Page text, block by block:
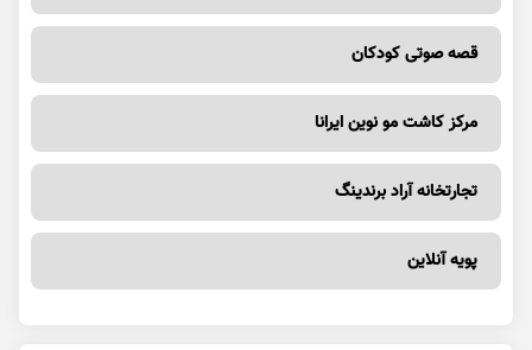
قصه صوتی کودکان
مرکز کاشت مو نوین ایرانا
تجارتخانه آراد برندینگ
پویه آنلاین